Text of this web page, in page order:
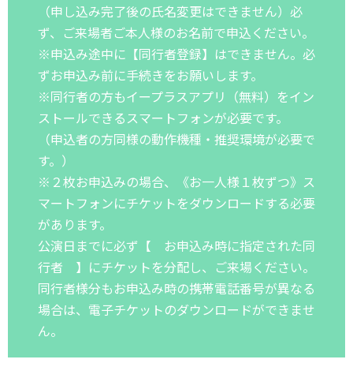
（申し込み完了後の氏名変更はできません）必
ず、ご来場者ご本人様のお名前で申込ください。
※申込み途中に【同行者登録】はできません。必
ずお申込み前に手続きをお願いします。
※同行者の方もイープラスアプリ（無料）をイン
ストールできるスマートフォンが必要です。
（申込者の方同様の動作機種・推奨環境が必要で
す。）
※２枚お申込みの場合、《お一人様１枚ずつ》ス
マートフォンにチケットをダウンロードする必要
があります。
公演日までに必ず【 お申込み時に指定された同
行者 】にチケットを分配し、ご来場ください。
同行者様分もお申込み時の携帯電話番号が異なる
場合は、電子チケットのダウンロードができませ
ん。